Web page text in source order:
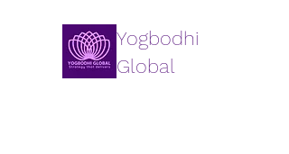
Yogbodhi
Global